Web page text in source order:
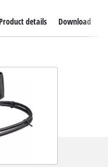
details Download